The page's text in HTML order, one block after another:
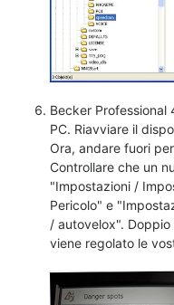
Becker
PC. Riavviare il
Ora, andare fuori
Controllare che un
"Impostazioni /
Pericolo" e
/ autovelox".
viene regolato le